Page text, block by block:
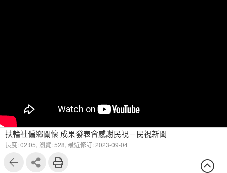
扶輪社偏鄉關懷 成果發表會感謝民視－民視新聞
長度: 02:05, 瀏覽: 528, 最近修訂: 2023-09-04